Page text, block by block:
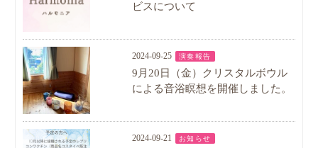
ビスについて
2024-09-25 演奏報告
9月20日（金）クリスタルボウル
による音浴瞑想を開催しました。
2024-09-21 お知らせ